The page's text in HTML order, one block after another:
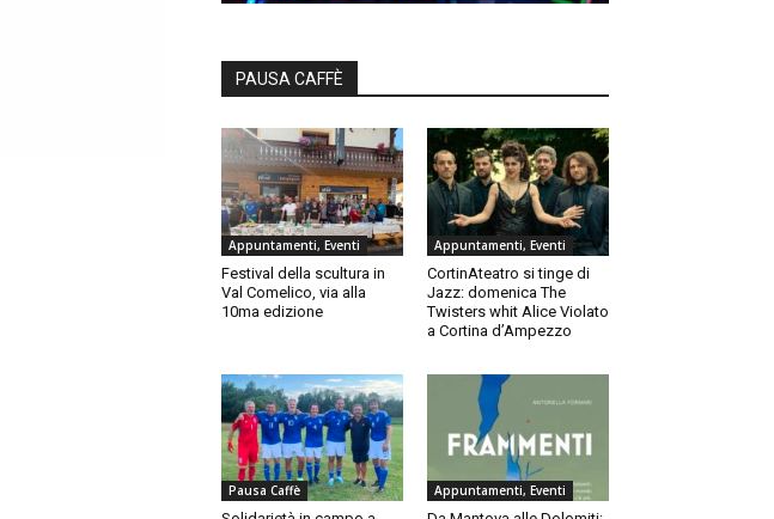
PAUSA CAFFÈ
Appuntamenti, Eventi
Festival della scultura in
Val Comelico, via alla
10ma edizione
Appuntamenti, Eventi
CortinAteatro si tinge di
Jazz: domenica The
Twisters whit Alice Violato
a Cortina d’Ampezzo
Pausa Caffè Appuntamenti, Eventi